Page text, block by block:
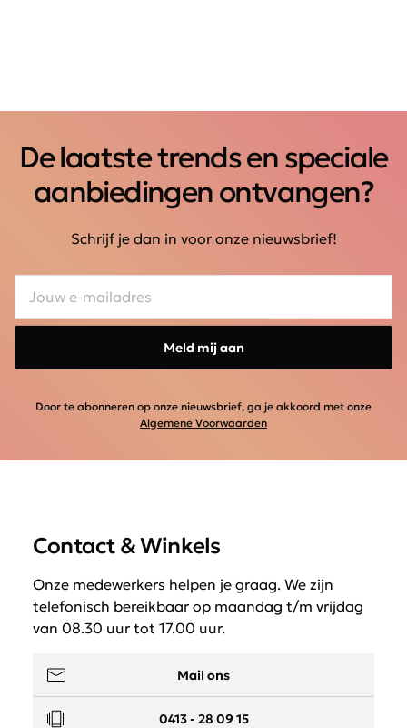
De laatste trends en speciale
aanbiedingen ontvangen?
Schrijf je dan in voor onze nieuwsbrief!
Meld mij aan
Door te abonneren op onze nieuwsbrief, ga je akkoord met onze
Algemene Voorwaarden
Contact & Winkels
Onze medewerkers helpen je graag. We zijn
telefonisch bereikbaar op maandag t/m vrijdag
van 08.30 uur tot 17.00 uur.
Mail ons
0413 - 28 09 15